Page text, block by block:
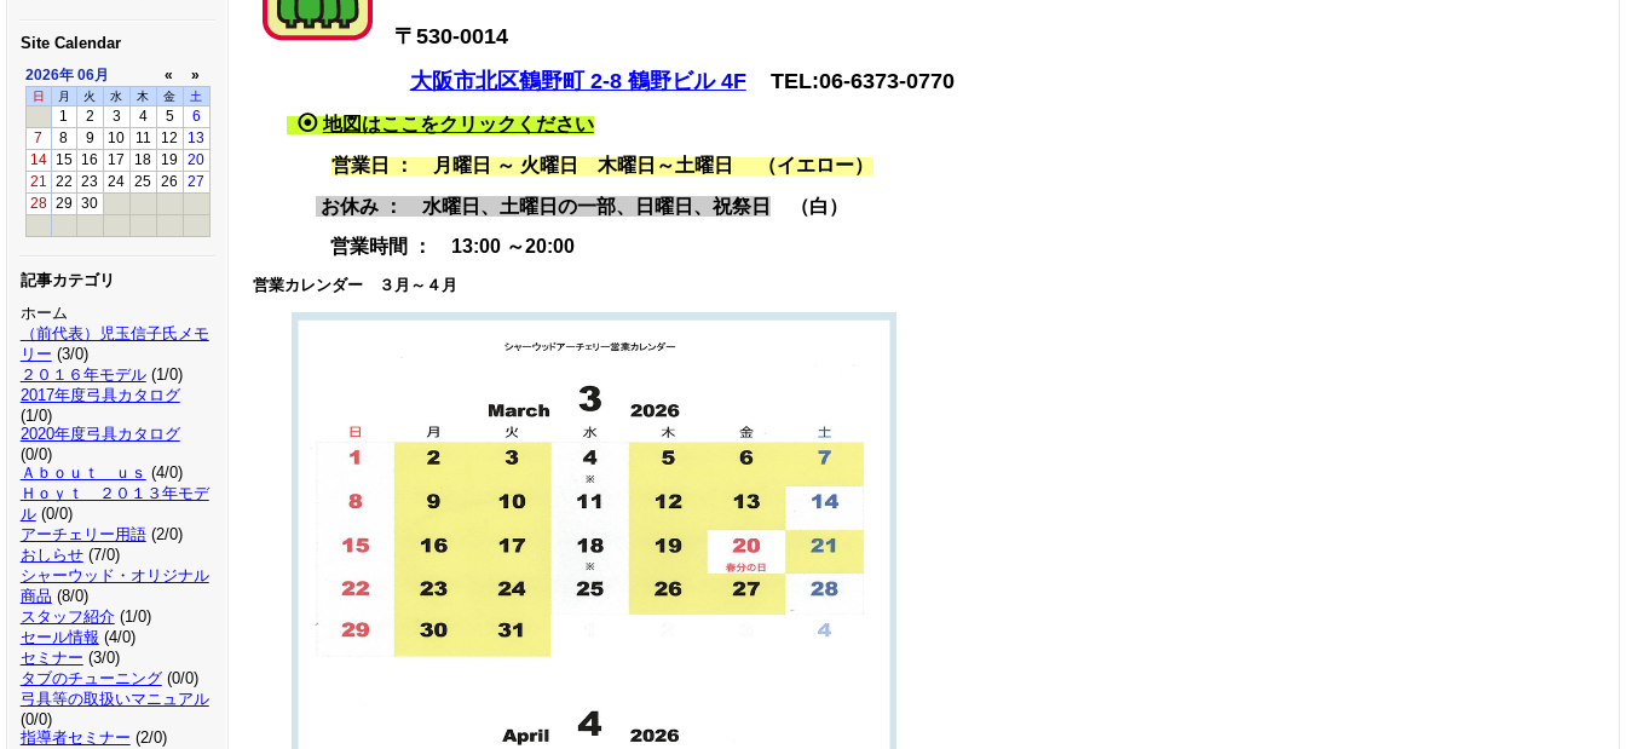
Site Calendar
2026年 06月 « »
日 月 火 水 木 金 土
1 2 3 4 5
6
7
8 9 10 11 12
13
14
15 16 17 18 19
20
21
22 23 24 25 26
27
28
29 30
記事カテゴリ
ホーム
（前代表）児玉信子氏メモ
リー (3/0)
２０１６年モデル(1/0)
2017年度弓具カタログ
(1/0)
2020年度弓具カタログ
(0/0)
Ａｂｏｕｔ ｕｓ (4/0)
Ｈｏｙｔ ２０１３年モデ
ル(0/0)
アーチェリー用語(2/0)
おしらせ(7/0)
シャーウッド・オリジナル
商品 (8/0)
スタッフ紹介(1/0)
セール情報 (4/0)
セミナー (3/0)
タブのチューニング(0/0)
弓具等の取扱いマニュアル
(0/0)
指導者セミナー (2/0)
〒530-0014
大阪市北区鶴野町 2-8 鶴野ビル 4FTEL:06-6373-0770
⦿ 地図はここをクリックください
営業日 ： 月曜日 ～ 火曜日 木曜日～土曜日 （イエロー）
お休み ： 水曜日、土曜日の一部、日曜日、祝祭日
（白）
営業時間 ： 13:00 ～20:00
営業カレンダー ３月～４月